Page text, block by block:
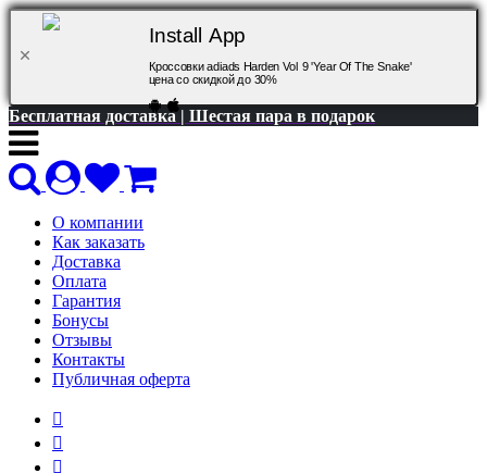
Install App
Кроссовки adiads Harden Vol 9 'Year Of The Snake'
цена со скидкой до 30%
Бесплатная доставка | Шестая пара в подарок
О компании
Как заказать
Доставка
Оплата
Гарантия
Бонусы
Отзывы
Контакты
Публичная оферта